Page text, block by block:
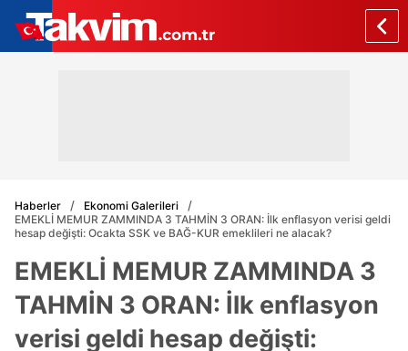
Haberler
Ekonomi Galerileri
EMEKLİ MEMUR ZAMMINDA 3 TAHMİN 3 ORAN: İlk enflasyon verisi geldi
hesap değişti: Ocakta SSK ve BAĞ-KUR emeklileri ne alacak?
EMEKLİ MEMUR ZAMMINDA 3
TAHMİN 3 ORAN: İlk enflasyon
verisi geldi hesap değişti: